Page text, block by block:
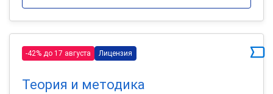
-42% до 17 августа Лицензия
Теория и методика